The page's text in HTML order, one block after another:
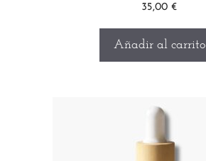
35,00 €
Añadir al carrito